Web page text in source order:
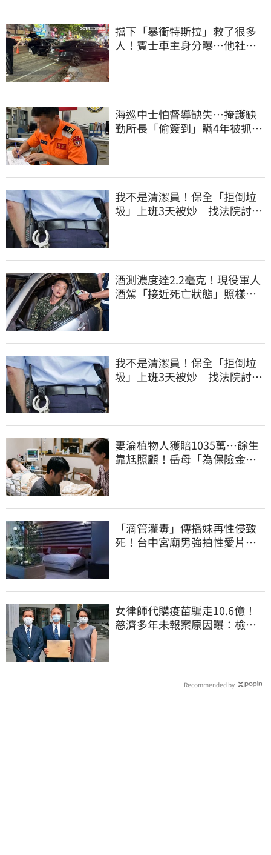
擋下「暴衝特斯拉」救了很多
人！賓士車主身分曝…他社群
海巡中士怕督導缺失…掩護缺
勤所長「偷簽到」瞞4年被抓
我不是清潔員！保全「拒倒垃
圾」上班3天被炒 找法院討公
酒測濃度達2.2毫克！現役軍人
酒駕「接近死亡狀態」照樣開
我不是清潔員！保全「拒倒垃
圾」上班3天被炒 找法院討公
妻淪植物人獲賠1035萬…餘生
靠尪照顧！岳母「為保險金開
「滴管灌毒」傳播妹再性侵致
死！台中宮廟男強拍性愛片
女律師代購疫苗騙走10.6億！
慈濟多年未報案原因曝：檢警
Recommended by